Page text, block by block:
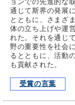
通じて斯界の発展
とともに、さまざ
体の立ち上げや運
れた。それを通じ
野の重要性を社会
るとともに、活動
も貢献された。
受賞の言葉